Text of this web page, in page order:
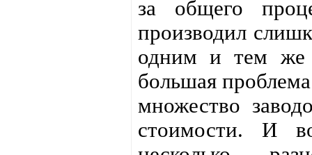
за общего
производил
одним и тем же
большая
множество
стоимости. И